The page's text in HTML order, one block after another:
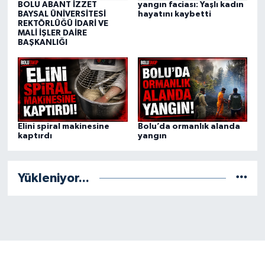
BOLU ABANT İZZET
BAYSAL ÜNİVERSİTESİ
REKTÖRLÜĞÜ İDARİ VE
MALİ İŞLER DAİRE
BAŞKANLIĞI
yangın faciası: Yaşlı kadın
hayatını kaybetti
Elini spiral makinesine
kaptırdı
Bolu’da ormanlık alanda
yangın
Yükleniyor...